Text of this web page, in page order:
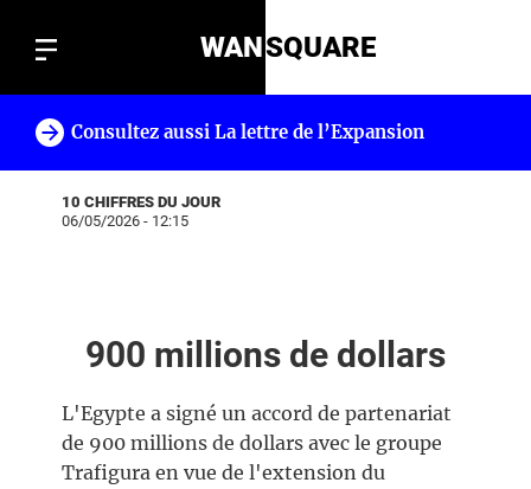
WANSQUARE
Consultez aussi La lettre de l’Expansion
10 CHIFFRES DU JOUR
06/05/2026 - 12:15
900 millions de dollars
L'Egypte a signé un accord de partenariat
de 900 millions de dollars avec le groupe
Trafigura en vue de l'extension du